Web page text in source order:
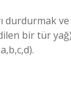
bir tür yağ)